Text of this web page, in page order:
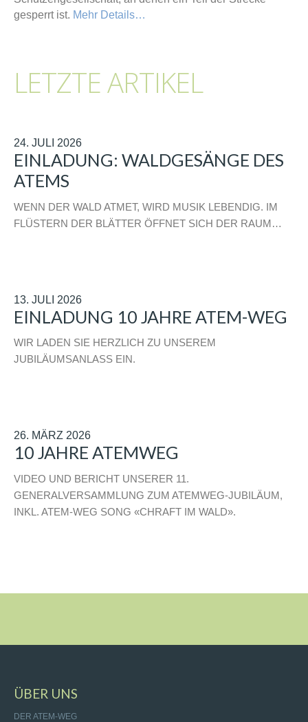
gesperrt ist. Mehr Details…
LETZTE ARTIKEL
24. JULI 2026
EINLADUNG: WALDGESÄNGE DES
ATEMS
WENN DER WALD ATMET, WIRD MUSIK LEBENDIG. IM
FLÜSTERN DER BLÄTTER ÖFFNET SICH DER RAUM…
13. JULI 2026
EINLADUNG 10 JAHRE ATEM-WEG
WIR LADEN SIE HERZLICH ZU UNSEREM
JUBILÄUMSANLASS EIN.
26. MÄRZ 2026
10 JAHRE ATEMWEG
VIDEO UND BERICHT UNSERER 11.
GENERALVERSAMMLUNG ZUM ATEMWEG-JUBILÄUM,
INKL. ATEM-WEG SONG «CHRAFT IM WALD».
ÜBER UNS
DER ATEM-WEG